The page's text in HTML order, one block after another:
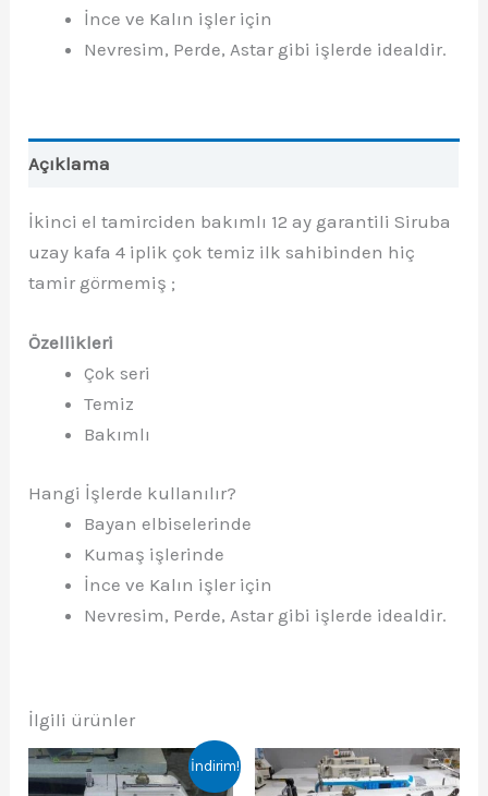
İnce ve Kalın işler için
Nevresim, Perde, Astar gibi işlerde idealdir.
Açıklama
İkinci el tamirciden bakımlı 12 ay garantili Siruba
uzay kafa 4 iplik çok temiz ilk sahibinden hiç
tamir görmemiş ;
Özellikleri
Çok seri
Temiz
Bakımlı
Hangi İşlerde kullanılır?
Bayan elbiselerinde
Kumaş işlerinde
İnce ve Kalın işler için
Nevresim, Perde, Astar gibi işlerde idealdir.
İlgili ürünler
İndirim!